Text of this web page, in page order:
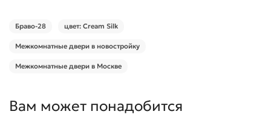
Браво-28 цвет: Cream Silk
Межкомнатные двери в новостройку
Межкомнатные двери в Москве
Вам может понадобится